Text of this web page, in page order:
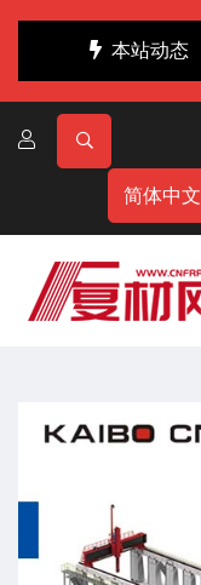
本站动态
简体中文